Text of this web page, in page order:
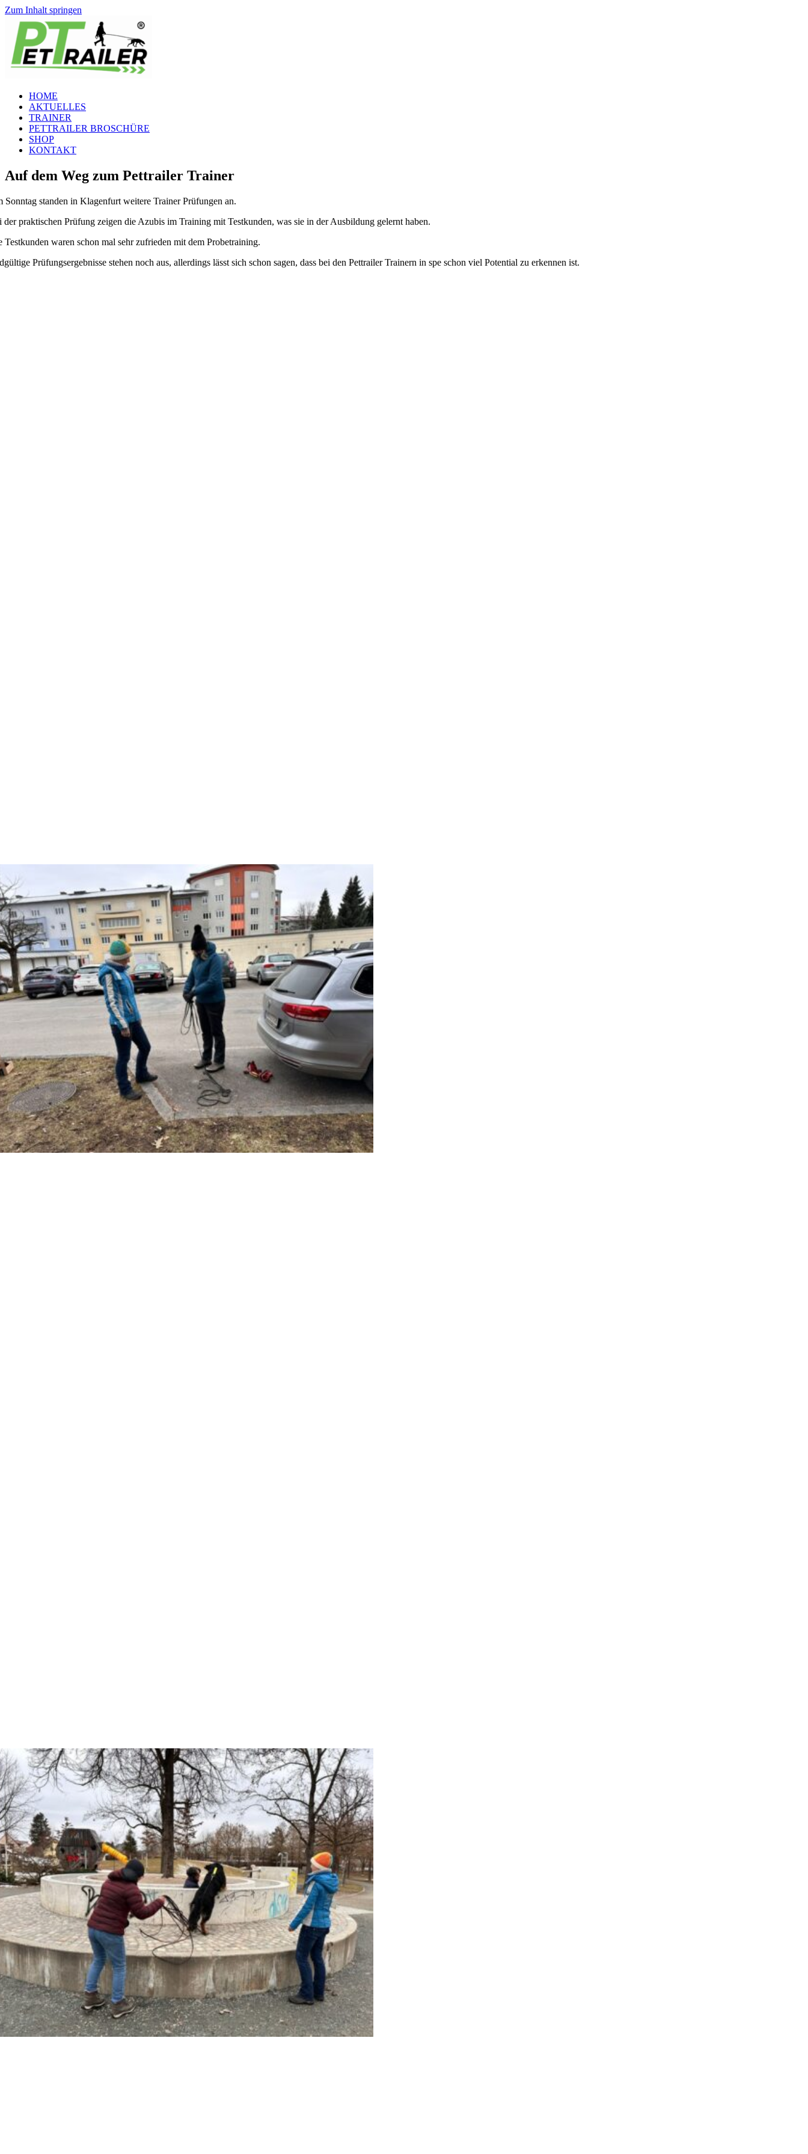
Zum Inhalt springen
HOME
AKTUELLES
TRAINER
PETTRAILER BROSCHÜRE
SHOP
KONTAKT
Auf dem Weg zum Pettrailer Trainer
Sonntag standen in Klagenfurt weitere Trainer Prüfungen an.
der praktischen Prüfung zeigen die Azubis im Training mit Testkunden, was sie in der Ausbildung gelernt haben.
Testkunden waren schon mal sehr zufrieden mit dem Probetraining.
Prüfungsergebnisse stehen noch aus, allerdings lässt sich schon sagen, dass bei den Pettrailer Trainern in spe schon viel Potential zu erkennen ist.